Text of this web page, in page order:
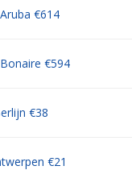
€614
€594
€38
€21